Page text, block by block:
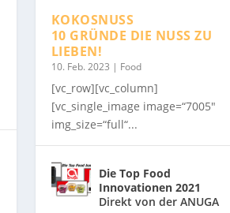
KOKOSNUSS
10 GRÜNDE DIE NUSS ZU
LIEBEN!
10. Feb. 2023 | Food
[vc_row][vc_column]
[vc_single_image image=“7005″
img_size=“full“...
Die Top Food
Innovationen 2021
Direkt von der ANUGA